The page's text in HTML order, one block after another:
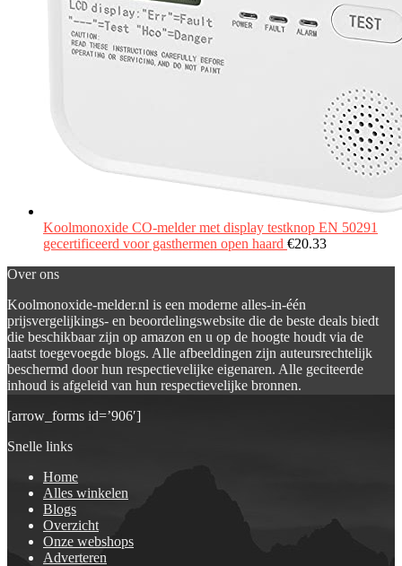
Koolmonoxide CO-melder met display testknop EN 50291
gecertificeerd voor gasthermen open haard €20.33
Over ons
Koolmonoxide-melder.nl is een moderne alles-in-één
prijsvergelijkings- en beoordelingswebsite die de beste deals biedt
die beschikbaar zijn op amazon en u op de hoogte houdt via de
laatst toegevoegde blogs. Alle afbeeldingen zijn auteursrechtelijk
beschermd door hun respectievelijke eigenaren. Alle geciteerde
inhoud is afgeleid van hun respectievelijke bronnen.
[arrow_forms id=’906′]
Snelle links
Home
Alles winkelen
Blogs
Overzicht
Onze webshops
Adverteren